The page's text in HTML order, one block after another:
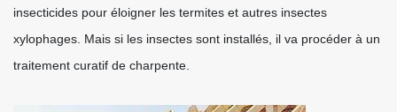
insecticides pour éloigner les termites et autres insectes
xylophages. Mais si les insectes sont installés, il va procéder à un
traitement curatif de charpente.